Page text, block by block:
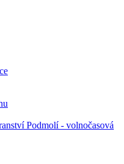
Podmolí - volnočasová